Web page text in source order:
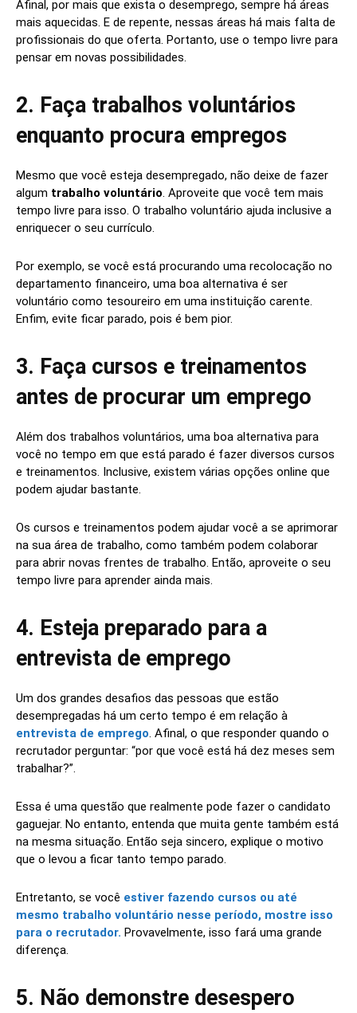
Afinal, por mais que exista o desemprego, sempre há áreas
mais aquecidas. E de repente, nessas áreas há mais falta de
profissionais do que oferta. Portanto, use o tempo livre para
pensar em novas possibilidades.
2. Faça trabalhos voluntários
enquanto procura empregos
Mesmo que você esteja desempregado, não deixe de fazer
algum trabalho voluntário. Aproveite que você tem mais
tempo livre para isso. O trabalho voluntário ajuda inclusive a
enriquecer o seu currículo.
Por exemplo, se você está procurando uma recolocação no
departamento financeiro, uma boa alternativa é ser
voluntário como tesoureiro em uma instituição carente.
Enfim, evite ficar parado, pois é bem pior.
3. Faça cursos e treinamentos
antes de procurar um emprego
Além dos trabalhos voluntários, uma boa alternativa para
você no tempo em que está parado é fazer diversos cursos
e treinamentos. Inclusive, existem várias opções online que
podem ajudar bastante.
Os cursos e treinamentos podem ajudar você a se aprimorar
na sua área de trabalho, como também podem colaborar
para abrir novas frentes de trabalho. Então, aproveite o seu
tempo livre para aprender ainda mais.
4. Esteja preparado para a
entrevista de emprego
Um dos grandes desafios das pessoas que estão
desempregadas há um certo tempo é em relação à
entrevista de emprego. Afinal, o que responder quando o
recrutador perguntar: “por que você está há dez meses sem
trabalhar?”.
Essa é uma questão que realmente pode fazer o candidato
gaguejar. No entanto, entenda que muita gente também está
na mesma situação. Então seja sincero, explique o motivo
que o levou a ficar tanto tempo parado.
Entretanto, se você estiver fazendo cursos ou até
mesmo trabalho voluntário nesse período, mostre isso
para o recrutador. Provavelmente, isso fará uma grande
diferença.
5. Não demonstre desespero